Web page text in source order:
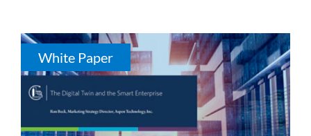
White Paper